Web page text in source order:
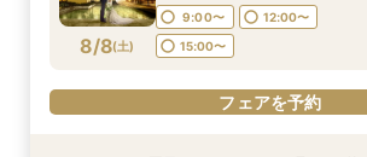
フェアを予約
フェアを予約
フェアを予約
フェアを予約
フェアを予約
8/8(土)
9:00〜
12:00〜
15:00〜
フェアを予約